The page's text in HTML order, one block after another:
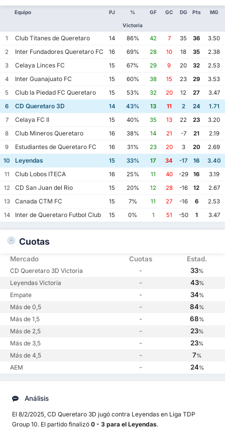
Equipo PJ %
Victoria
GF GC DG Pts MG
1 Club Titanes de Queretaro 14 86% 42 7 35 36
3.50
2
Inter Fundadores Queretaro FC 16 69% 28 10 18 35
2.38
3
Celaya Linces FC 15 67% 29 9 20 32
2.53
4
Inter Guanajuato FC 15 60% 38 15 23 29
3.53
5
Club la Piedad FC Queretaro 15 53% 32 20 12 27
3.47
6
CD Queretaro 3D 14 43% 13 11 2 24
1.71
7
Celaya FC II 15 40% 35 13 22 23
3.20
8
Club Mineros Queretaro 16 38% 14 21 -7 21
2.19
9
Estudiantes de Queretaro FC 16 31% 23 20 3 20
2.69
10
Leyendas 15 33% 17 34 -17 16
3.40
11
Club Lobos ITECA 16 25% 11 40 -29 16
3.19
12
CD San Juan del Rio 15 20% 12 28 -16 12
2.67
13
Canada CTM FC 15 7% 11 27 -16 6
2.53
14
Inter de Queretaro Futbol Club 15 0% 1 51 -50 1 3.47
Cuotas
Mercado Cuotas Estad.
CD Queretaro 3D Victoria - 33%
Leyendas Victoria - 43%
Empate - 34%
Más de 0,5 - 84%
Más de 1,5 - 68%
Más de 2,5 - 23%
Más de 3,5 - 23%
Más de 4,5 - 7%
AEM - 24%
Análisis
El 8/2/2025, CD Queretaro 3D jugó contra Leyendas en Liga TDP
Group 10. El partido finalizó 0 - 3 para el Leyendas.